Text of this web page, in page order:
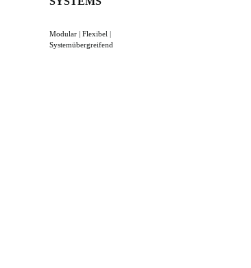
Modular | Flexibel |
Systemübergreifend